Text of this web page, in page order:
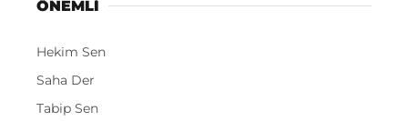
ÖNEMLI
Hekim Sen
Saha Der
Tabip Sen